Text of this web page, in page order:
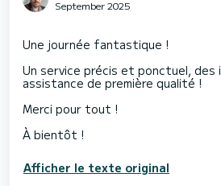
September 2025
Une journée fantastique !
Un service précis et ponctuel,
assistance de première qualité !
Merci pour tout !
Afficher le texte original